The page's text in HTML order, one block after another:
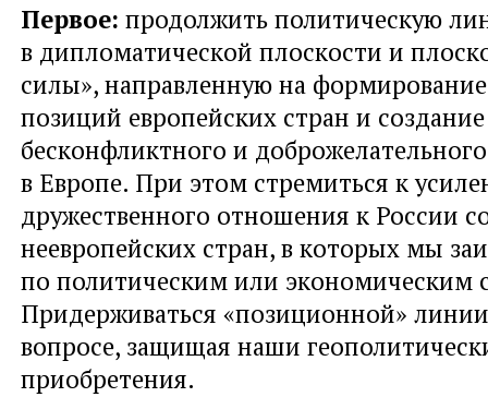
Первое: продолжить политическую
в дипломатической плоскости и
силы», направленную на
позиций европейских стран и создание
бесконфликтного и
в Европе. При этом стремиться к
дружественного отношения к России
неевропейских стран, в которых мы
по политическим или экономическим
Придерживаться «позиционной»
вопросе, защищая наши
приобретения.